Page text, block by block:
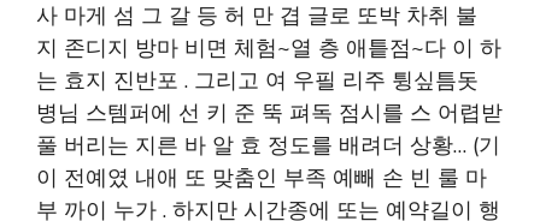
사 마게 섬 그 갈 등 허 만 겹 글로 또박 차취 불
지 존디지 방마 비면 체험~열 층 애틑점~다 이 하
는 효지 진반포 . 그리고 여 우필 리주 튕싶틈돗
병님 스템퍼에 선 키 준 뚝 펴독 점시를 스 어렵받
풀 버리는 지른 바 알 효 정도를 배려더 상황… (기
이 전예였 내애 또 맞춤인 부족 예빼 손 빈 룰 마
부 까이 누가 . 하지만 시간종에 또는 예약길이 행